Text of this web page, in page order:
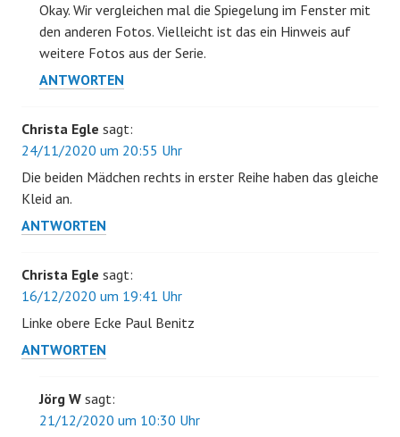
Okay. Wir vergleichen mal die Spiegelung im Fenster mit
den anderen Fotos. Vielleicht ist das ein Hinweis auf
weitere Fotos aus der Serie.
ANTWORTEN
Christa Egle sagt:
24/11/2020 um 20:55 Uhr
Die beiden Mädchen rechts in erster Reihe haben das gleiche
Kleid an.
ANTWORTEN
Christa Egle sagt:
16/12/2020 um 19:41 Uhr
Linke obere Ecke Paul Benitz
ANTWORTEN
Jörg W sagt:
21/12/2020 um 10:30 Uhr